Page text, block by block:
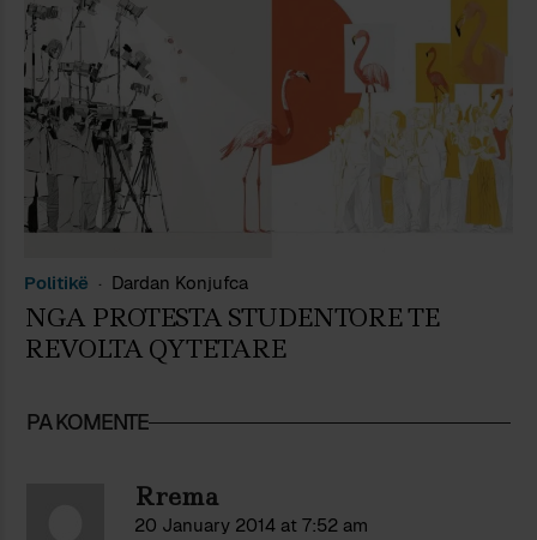
Politikë Dardan Konjufca
NGA PROTESTA STUDENTORE TE
REVOLTA QYTETARE
PA KOMENTE
Rrema
20 January 2014 at 7:52 am